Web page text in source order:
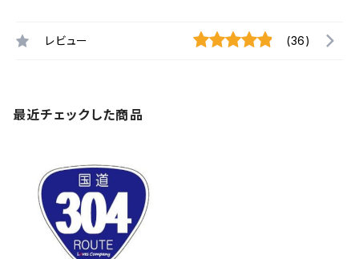
レビュー (36)
最近チェックした商品